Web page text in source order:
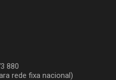
880
rede fixa nacional)